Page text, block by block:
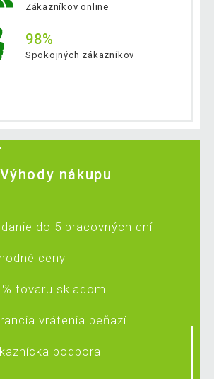
Zákazníkov online
98%
Spokojných zákazníkov
Výhody nákupu
do 5 pracovných dní
ceny
% tovaru skladom
vrátenia peňazí
podpora